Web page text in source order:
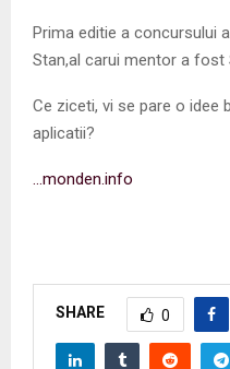
Prima editie a concursului
Stan,al carui mentor a fost
Ce ziceti, vi se pare o idee
aplicatii?
…monden.info
SHARE 0